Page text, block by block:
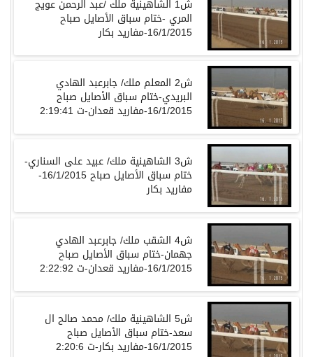
ش1 الشاهينية ملك /عبد الرحمن عويج
المري -ختام سباق الأصايل صباح
16/1/2015-مفاريد بكار
ش2 المعلم ملك/ جابرعبد الهادي
البريدي-ختام سباق الأصايل صباح
16/1/2015-مفاريد قعدان-ت 2:19:41
ش3 الشاهينية ملك/ عبيد على السناري-
ختام سباق الأصايل صباح 16/1/2015-
مفاريد بكار
ش4 الشقب ملك/ جابرعبد الهادي
جهمان-ختام سباق الأصايل صباح
16/1/2015-مفاريد قعدان-ت 2:22:92
ش5 الشاهينية ملك/ محمد صالح ال
سعد-ختام سباق الأصايل صباح
16/1/2015-مفاريد بكار-ت 2:20:6